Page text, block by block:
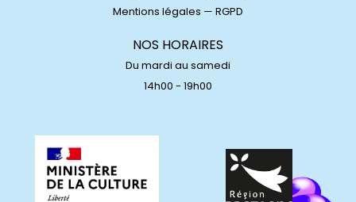
Mentions légales — RGPD
NOS HORAIRES
Du mardi au samedi
14h00 - 19h00